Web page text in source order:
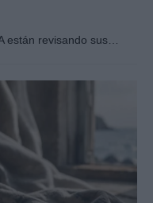
están revisando sus…